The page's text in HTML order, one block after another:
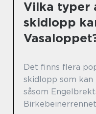
Vilka typer
skidlopp
Det finns flera
skidlopp som kan
såsom